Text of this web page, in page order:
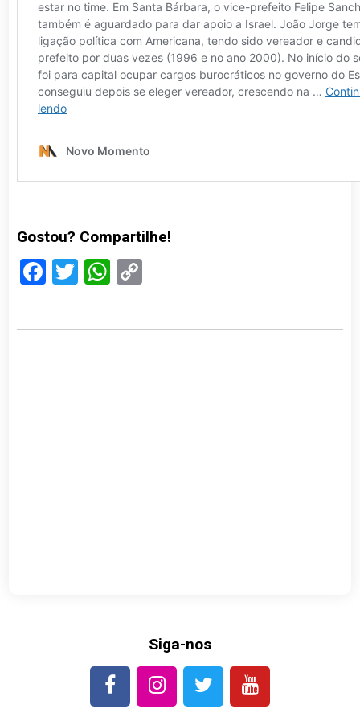
Gostou? Compartilhe!
Facebook
TwitterWhatsApp
Siga-nos